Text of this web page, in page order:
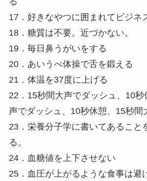
17．好きなやつに囲まれてビジネ
18．糖質は不要。近づかない。
19．毎日鼻うがいをする
20．あいうべ体操で舌を鍛える
21．体温を37度に上げる
22．15秒間大声でダッシュ、10秒
声でダッシュ、10秒休憩、15秒間
23．栄養分子学に書いてあること
る。
24．血糖値を上下させない
25．血圧が上がるような食事は避